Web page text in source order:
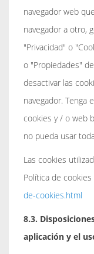
navegador web
navegador a otro,
"Privacidad" o
o "Propiedades"
desactivar las
navegador. Tenga
cookies y / o web
no pueda usar
Las cookies
Política de
de-cookies.html
8.3.
aplicación y el